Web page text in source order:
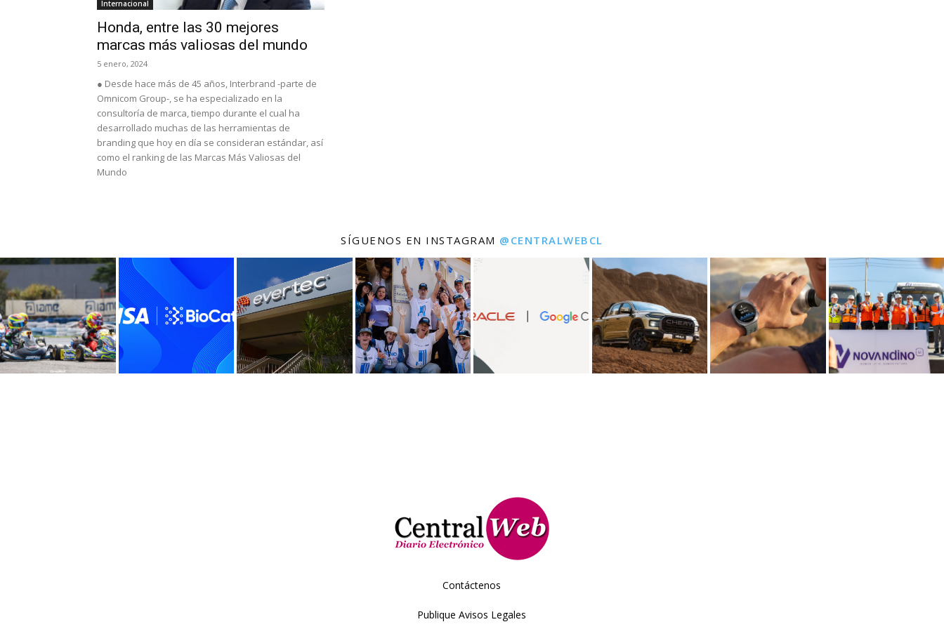
Internacional
Honda, entre las 30 mejores
marcas más valiosas del mundo
5 enero, 2024
● Desde hace más de 45 años, Interbrand -parte de
Omnicom Group-, se ha especializado en la
consultoría de marca, tiempo durante el cual ha
desarrollado muchas de las herramientas de
branding que hoy en día se consideran estándar, así
como el ranking de las Marcas Más Valiosas del
Mundo
SÍGUENOS EN INSTAGRAM @CENTRALWEBCL
Contáctenos
Publique Avisos Legales